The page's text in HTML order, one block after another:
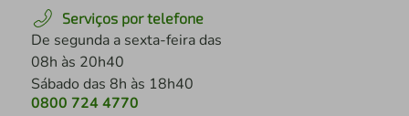
Serviços por telefone
De segunda a sexta-feira das
08h às 20h40
Sábado das 8h às 18h40
0800 724 4770